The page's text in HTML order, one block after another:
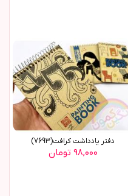
دفتر یادداشت کرافت(7693)
۹۸,۰۰۰ تومان